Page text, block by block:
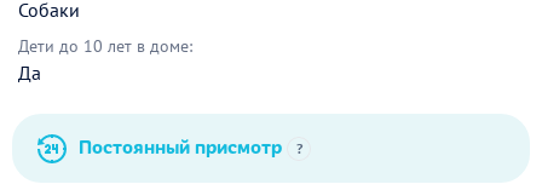
Собаки
Дети до 10 лет в доме:
Да
Постоянный присмотр ?